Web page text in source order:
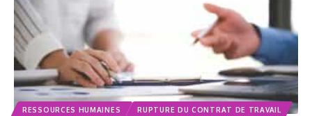
RESSOURCES HUMAINES RUPTURE DU CONTRAT DE TRAVAIL